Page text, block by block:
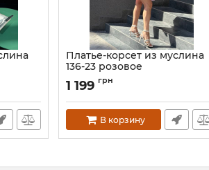
Платье-корсет из муслина
136-23 розовое
Артикул: 136-23-rozheva-XS
1 199 грн
В корзину